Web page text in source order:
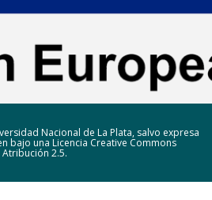
Nacional de La Plata, salvo expresa
bajo una Licencia Creative Commons
Atribución 2.5.